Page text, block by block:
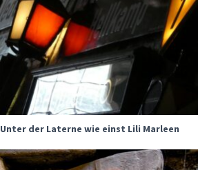
Unter der Laterne wie einst Lili Marleen